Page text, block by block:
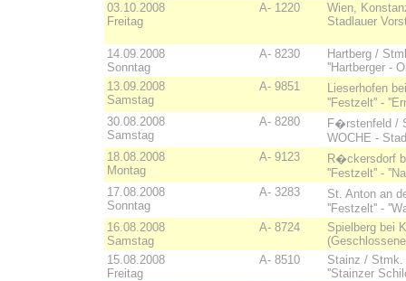
03.10.2008
Freitag
A- 1220
Wien,
Stadlauer
14.09.2008
Sonntag
A- 8230
Hartberg /
''Hartberger -
13.09.2008
Samstag
A- 9851
Lieserhofen
''Festzelt'' -
30.08.2008
Samstag
A- 8280
F�rstenfeld /
WOCHE -
18.08.2008
Montag
A- 9123
R�ckersdorf
''Festzelt'' -
17.08.2008
Sonntag
A- 3283
St. Anton an
''Festzelt'' -
16.08.2008
Samstag
A- 8724
Spielberg bei
15.08.2008
Freitag
A- 8510
Stainz / Stmk.
''Stainzer